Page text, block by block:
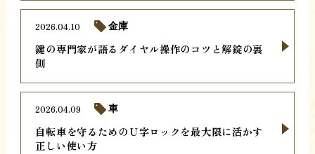
鍵の専門家が語るダイヤル操作のコツと解錠の裏
側
2026.04.10 金庫
自転車を守るためのＵ字ロックを最大限に活かす
正しい使い方
2026.04.09 車